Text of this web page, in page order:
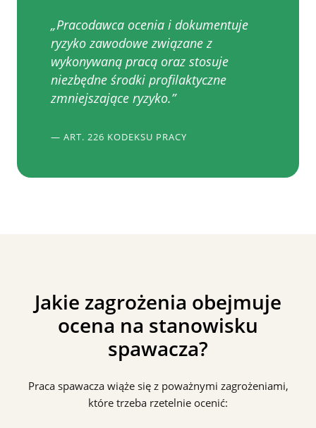
„Pracodawca ocenia i dokumentuje
ryzyko zawodowe związane z
wykonywaną pracą oraz stosuje
niezbędne środki profilaktyczne
zmniejszające ryzyko.”
— ART. 226 KODEKSU PRACY
Jakie zagrożenia obejmuje
ocena na stanowisku
spawacza?
Praca spawacza wiąże się z poważnymi zagrożeniami,
które trzeba rzetelnie ocenić: